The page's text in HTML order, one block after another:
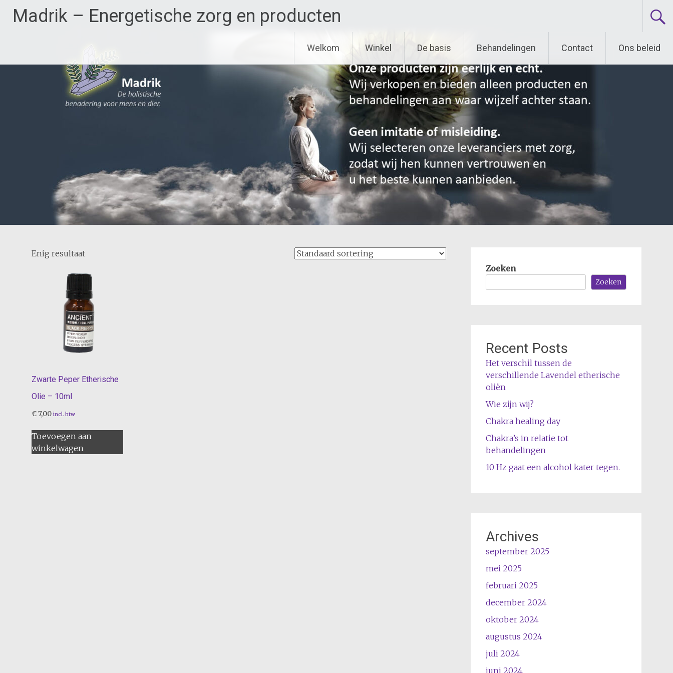
Madrik – Energetische zorg en producten
Welkom Winkel De basis Behandelingen Contact Ons beleid
Enig resultaat
Zwarte Peper Etherische
Olie – 10ml
€7,00 incl. btw
Toevoegen aan
winkelwagen
Zoeken
Zoeken
Recent Posts
Het verschil tussen de
verschillende Lavendel etherische
oliën
Wie zijn wij?
Chakra healing day
Chakra’s in relatie tot
behandelingen
10 Hz gaat een alcohol kater tegen.
Archives
september 2025
mei 2025
februari 2025
december 2024
oktober 2024
augustus 2024
juli 2024
juni 2024